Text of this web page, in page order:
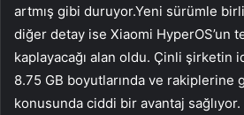
artmış gibi duruyor.Yeni sürümle
diğer detay ise Xiaomi HyperOS’un
kaplayacağı alan oldu. Çinli şirketin
8.75 GB boyutlarında ve rakiplerine
konusunda ciddi bir avantaj sağlıyor.